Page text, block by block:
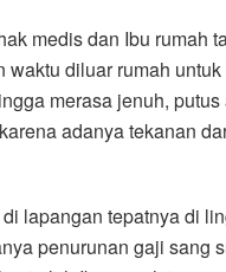
medis dan Ibu rumah
diluar rumah
merasa jenuh,
adanya tekanan
lapangan tepatnya di
penurunan gaji sang